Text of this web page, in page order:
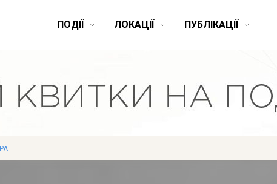
ПОДІЇ ЛОКАЦІЇ ПУБЛІКАЦІЇ